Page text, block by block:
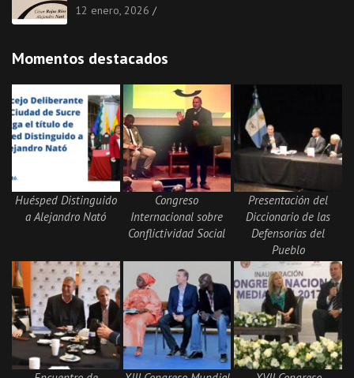
12 enero, 2026
Momentos destacados
Huésped Distinguido
a Alejandro Nató
Congreso
Internacional sobre
Conflictividad Social
Presentación del
Diccionario de las
Defensorías del
Pueblo